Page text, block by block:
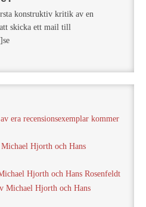
konstruktiv kritik av en
skicka ett mail till
era recensionsexemplar kommer
Hjorth och Hans
Hjorth och Hans Rosenfeldt
Michael Hjorth och Hans